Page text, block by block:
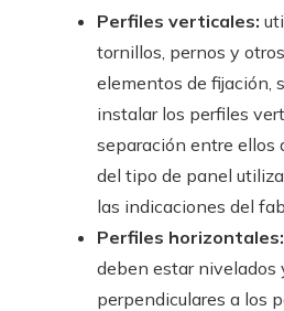
Perfiles verticales:
tornillos, pernos y otros
elementos de fijación,
instalar los perfiles
separación entre ellos
del tipo de panel
las indicaciones del
Perfiles horizontales:
deben estar nivelados
perpendiculares a los